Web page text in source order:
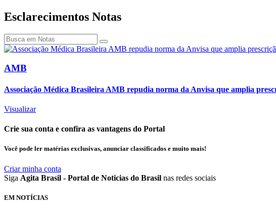
Esclarecimentos Notas
AMB
Associação Médica Brasileira AMB repudia norma da Anvisa que amplia
Visualizar
Crie sua conta e confira as vantagens do Portal
Você pode ler matérias exclusivas, anunciar classificados e muito mais!
Criar minha conta
Siga Agita Brasil - Portal de Noticias do Brasil nas redes sociais
EM NOTÍCIAS